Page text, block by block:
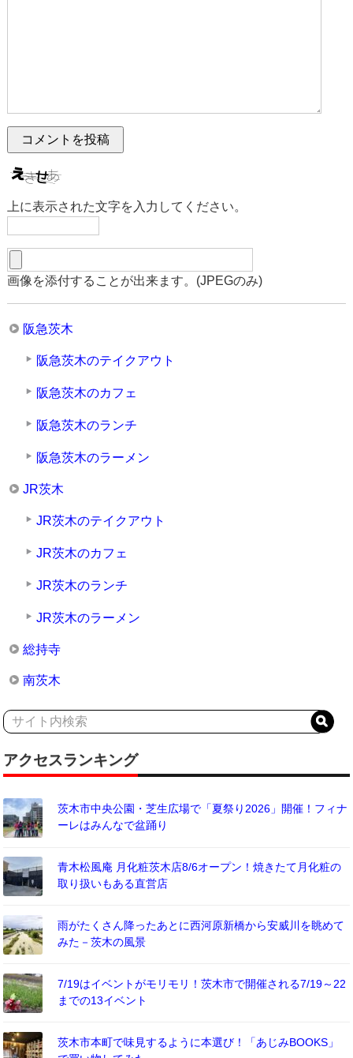
上に表示された文字を入力してください。
画像を添付することが出来ます。(JPEGのみ)
阪急茨木
阪急茨木のテイクアウト
阪急茨木のカフェ
阪急茨木のランチ
阪急茨木のラーメン
JR茨木
JR茨木のテイクアウト
JR茨木のカフェ
JR茨木のランチ
JR茨木のラーメン
総持寺
南茨木
アクセスランキング
茨木市中央公園・芝生広場で「夏祭り2026」開催！フィナ
ーレはみんなで盆踊り
青木松風庵 月化粧茨木店8/6オープン！焼きたて月化粧の
取り扱いもある直営店
雨がたくさん降ったあとに西河原新橋から安威川を眺めて
みた－茨木の風景
7/19はイベントがモリモリ！茨木市で開催される7/19～22
までの13イベント
茨木市本町で味見するように本選び！「あじみBOOKS」